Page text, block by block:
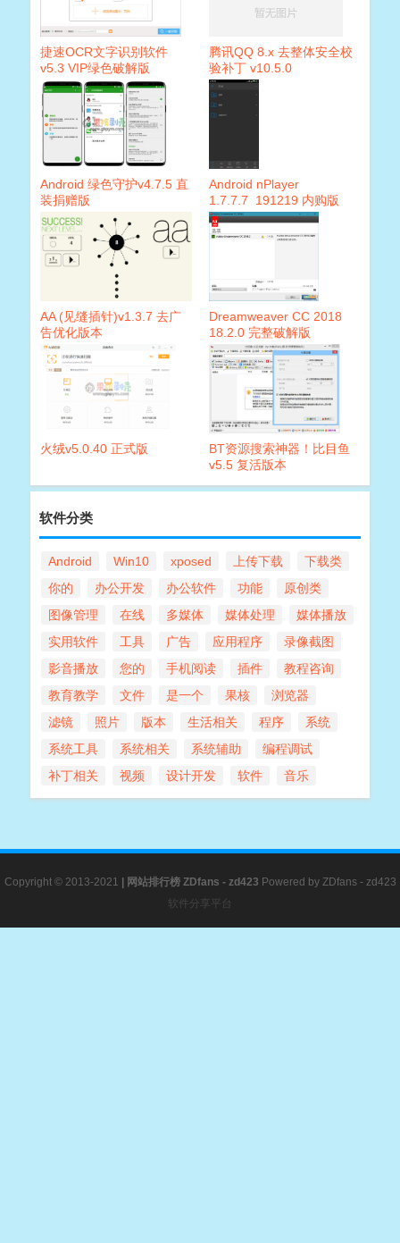
捷速OCR文字识别软件
v5.3 VIP绿色破解版
腾讯QQ 8.x 去整体安全校
验补丁 v10.5.0
Android 绿色守护v4.7.5 直
装捐赠版
Android nPlayer
1.7.7.7_191219 内购版
AA (见缝插针)v1.3.7 去广
告优化版本
Dreamweaver CC 2018
18.2.0 完整破解版
火绒v5.0.40 正式版
BT资源搜索神器！比目鱼
v5.5 复活版本
软件分类
Android Win10 xposed 上传下载
下载类
你的
办公开发 办公软件 功能
原创类
图像管理
在线 多媒体 媒体处理
媒体播放
实用软件
工具 广告 应用程序
录像截图
影音播放
您的 手机阅读 插件
教程咨询
教育教学
文件 是一个 果核
浏览器
滤镜
照片 版本 生活相关 程序
系统
系统工具
系统相关 系统辅助
编程调试
补丁相关
视频 设计开发 软件 音乐
Copyright © 2013-2021 网站排行榜ZDfans - zd423 Powered by ZDfans - zd423
软件分享平台